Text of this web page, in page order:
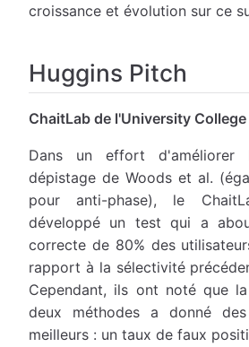
croissance et évolution sur ce
Huggins Pitch
ChaitLab de l'University
Dans un effort d'améliorer
dépistage de Woods et al.
pour anti-phase), le
développé un test qui a
correcte de 80% des
rapport à la sélectivité
Cependant, ils ont noté que
deux méthodes a donné
meilleurs : un taux de faux